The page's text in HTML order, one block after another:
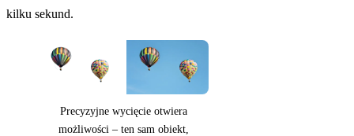
kilku sekund.
Precyzyjne wycięcie otwiera
możliwości – ten sam obiekt,